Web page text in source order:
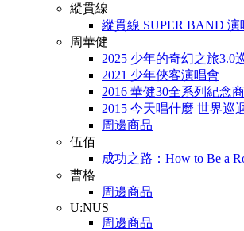
縱貫線
縱貫線 SUPER BAND 演
周華健
2025 少年的奇幻之旅3.0
2021 少年俠客演唱會
2016 華健30全系列紀念
2015 今天唱什麼 世界巡
周邊商品
伍佰
成功之路：How to Be a
曹格
周邊商品
U:NUS
周邊商品